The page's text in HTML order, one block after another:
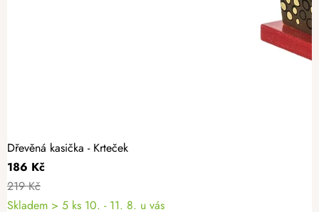
Dřevěná kasička - Krteček
186 Kč
219 Kč
Skladem > 5 ks 10. - 11. 8. u vás